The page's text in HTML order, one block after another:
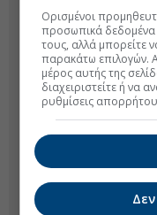
Ορισμένοι
προσωπικά
τους, αλλά μπορείτε
παρακάτω επιλογών.
μέρος αυτής της
διαχειριστείτε ή να
ρυθμίσεις